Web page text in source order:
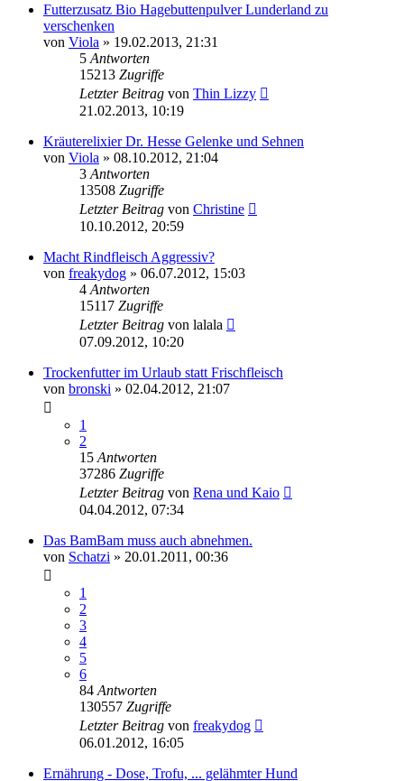
Futterzusatz Bio Hagebuttenpulver Lunderland zu
verschenken
von Viola » 19.02.2013, 21:31
5 Antworten
15213 Zugriffe
Letzter Beitrag von Thin Lizzy
21.02.2013, 10:19
Kräuterelixier Dr. Hesse Gelenke und Sehnen
von Viola » 08.10.2012, 21:04
3 Antworten
13508 Zugriffe
Letzter Beitrag von Christine
10.10.2012, 20:59
Macht Rindfleisch Aggressiv?
von freakydog » 06.07.2012, 15:03
4 Antworten
15117 Zugriffe
Letzter Beitrag von lalala
07.09.2012, 10:20
Trockenfutter im Urlaub statt Frischfleisch
von bronski » 02.04.2012, 21:07
1
2
15 Antworten
37286 Zugriffe
Letzter Beitrag von Rena und Kaio
04.04.2012, 07:34
Das BamBam muss auch abnehmen.
von Schatzi » 20.01.2011, 00:36
1
2
3
4
5
6
84 Antworten
130557 Zugriffe
Letzter Beitrag von freakydog
06.01.2012, 16:05
Ernährung - Dose, Trofu, ... gelähmter Hund